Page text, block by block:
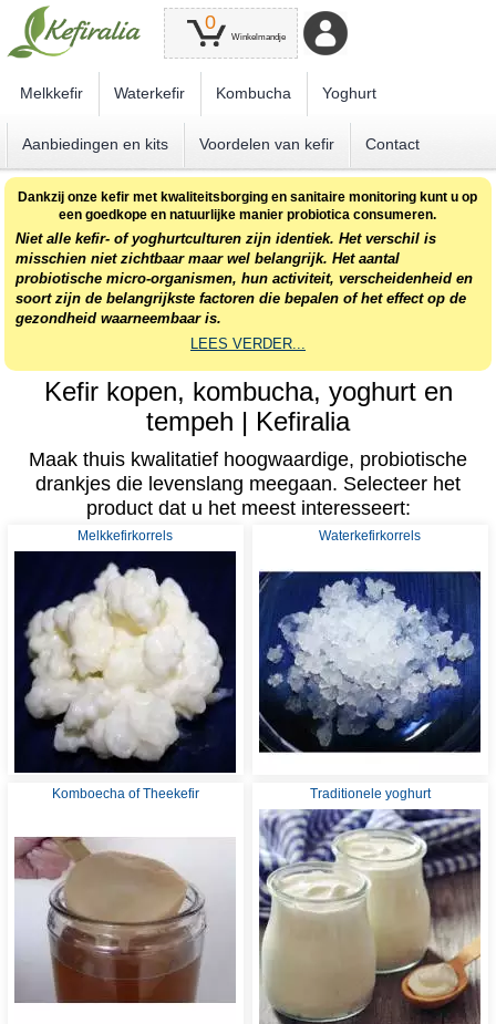
0
Winkelmandje
Melkkefir Waterkefir Kombucha Yoghurt
Aanbiedingen en kits Voordelen van kefir Contact
Dankzij onze kefir met kwaliteitsborging en sanitaire monitoring kunt u op
een goedkope en natuurlijke manier probiotica consumeren.
Niet alle kefir- of yoghurtculturen zijn identiek. Het verschil is
misschien niet zichtbaar maar wel belangrijk. Het aantal
probiotische micro-organismen, hun activiteit, verscheidenheid en
soort zijn de belangrijkste factoren die bepalen of het effect op de
gezondheid waarneembaar is.
LEES VERDER...
Kefir kopen, kombucha, yoghurt en
tempeh | Kefiralia
Maak thuis kwalitatief hoogwaardige, probiotische
drankjes die levenslang meegaan. Selecteer het
product dat u het meest interesseert:
Melkkefirkorrels Waterkefirkorrels
Komboecha of Theekefir Traditionele yoghurt